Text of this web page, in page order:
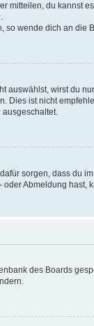
mitteilen, du kannst
so wende dich an die
auswählst, wirst du
Dies ist nicht
ausgeschaltet.
sorgen, dass du
Abmeldung hast,
des Boards